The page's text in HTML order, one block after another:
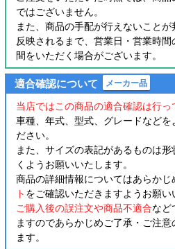
ではございません。
また、商品の手配が行えないこと
反映されるまで、営業日・営業時
間をいただく場合がございます。
適合確認について メーカー品
当店ではこの商品の適合確認は行っ
車種、年式、型式、グレードなどを
ださい。
また、サイズの表記があるものは
くようお願いいたします。
商品の詳細情報についてはあらかじ
ト をご確認いただきますようお願い
ご購入後の誤注文や商品不適合など
ますのであらかじめご了承・ご注
ます。